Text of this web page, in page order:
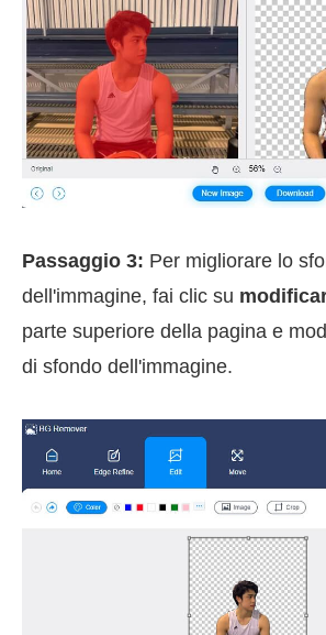
Passaggio 3: Per migliorare lo
dell'immagine, fai clic su
parte superiore della pagina e
di sfondo dell'immagine.